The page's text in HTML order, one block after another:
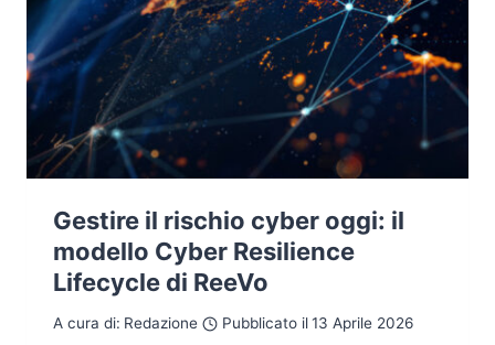
Gestire il rischio cyber oggi: il
modello Cyber Resilience
Lifecycle di ReeVo
A cura di: Redazione Pubblicato il13 Aprile 2026